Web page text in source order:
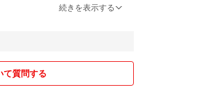
続きを表示する
て質問する